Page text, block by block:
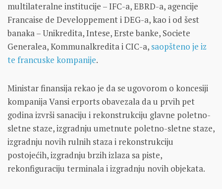
multilateralne institucije – IFC-a, EBRD-a, agencije
Francaise de Developpement i DEG-a, kao i od šest
banaka – Unikredita, Intese, Erste banke, Societe
Generalea, Kommunalkredita i CIC-a, saopšteno je iz
te francuske kompanije.
Ministar finansija rekao je da se ugovorom o koncesiji
kompanija Vansi erports obavezala da u prvih pet
godina izvrši sanaciju i rekonstrukciju glavne poletno-
sletne staze, izgradnju umetnute poletno-sletne staze,
izgradnju novih rulnih staza i rekonstrukciju
postojećih, izgradnju brzih izlaza sa piste,
rekonfiguraciju terminala i izgradnju novih objekata.